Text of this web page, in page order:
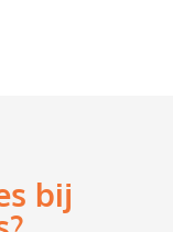
bij